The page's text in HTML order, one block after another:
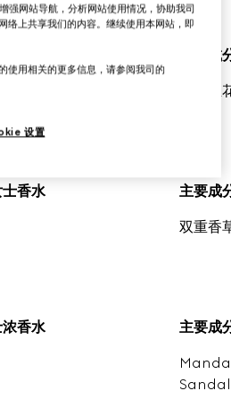
主要成
香草
香水 主要成
双重香
香水 主要成
网站导航，分析网站使用情况，协助我司
络上共享我们的内容。继续使用本网站，即
使用相关的更多信息，请参阅我司的
设置